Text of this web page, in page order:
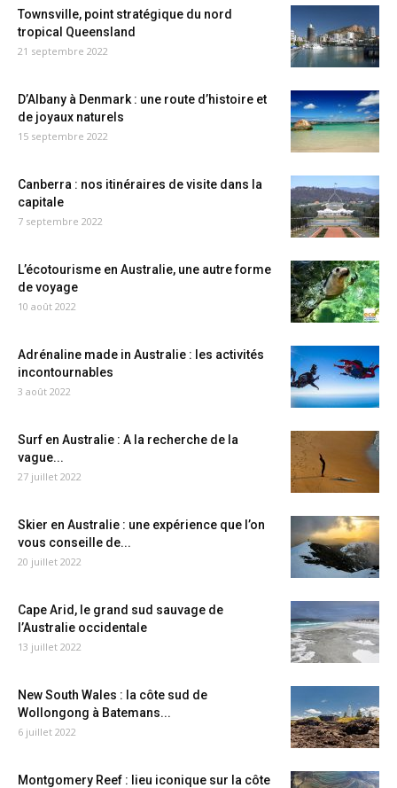
Townsville, point stratégique du nord
tropical Queensland
21 septembre 2022
D’Albany à Denmark : une route d’histoire et
de joyaux naturels
15 septembre 2022
Canberra : nos itinéraires de visite dans la
capitale
7 septembre 2022
L’écotourisme en Australie, une autre forme
de voyage
10 août 2022
Adrénaline made in Australie : les activités
incontournables
3 août 2022
Surf en Australie : A la recherche de la
vague...
27 juillet 2022
Skier en Australie : une expérience que l’on
vous conseille de...
20 juillet 2022
Cape Arid, le grand sud sauvage de
l’Australie occidentale
13 juillet 2022
New South Wales : la côte sud de
Wollongong à Batemans...
6 juillet 2022
Montgomery Reef : lieu iconique sur la côte